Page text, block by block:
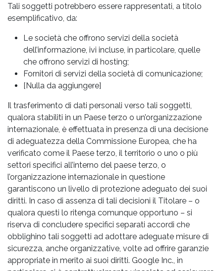
Tali soggetti potrebbero essere rappresentati, a titolo
esemplificativo, da:
Le società che offrono servizi della società
dell’informazione, ivi incluse, in particolare, quelle
che offrono servizi di hosting;
Fornitori di servizi della società di comunicazione;
[Nulla da aggiungere]
Il trasferimento di dati personali verso tali soggetti,
qualora stabiliti in un Paese terzo o un’organizzazione
internazionale, è effettuata in presenza di una decisione
di adeguatezza della Commissione Europea, che ha
verificato come il Paese terzo, il territorio o uno o più
settori specifici all’interno del paese terzo, o
l’organizzazione internazionale in questione
garantiscono un livello di protezione adeguato dei suoi
diritti. In caso di assenza di tali decisioni il Titolare – o
qualora questi lo ritenga comunque opportuno – si
riserva di concludere specifici separati accordi che
obblighino tali soggetti ad adottare adeguate misure di
sicurezza, anche organizzative, volte ad offrire garanzie
appropriate in merito ai suoi diritti. Google Inc., in